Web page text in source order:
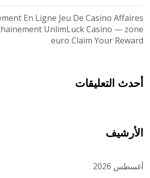
En Ligne Jeu De Casino Affaires
UnlimLuck Casino — zone
euro Claim Your Reward
أحدث التعليقات
الأرشيف
أغسطس 2026